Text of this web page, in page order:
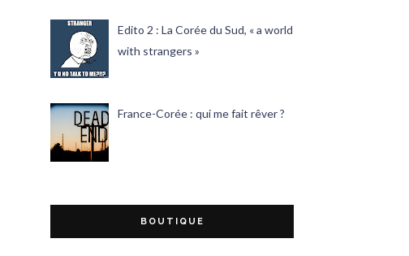
Edito 2 : La Corée du Sud, « a world
with strangers »
France-Corée : qui me fait rêver ?
BOUTIQUE